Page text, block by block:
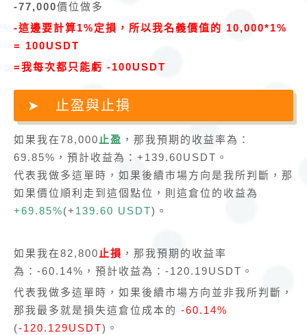
-77,000價位做多
-這邊要計算1%定損，所以我名義價值的 10,000*1%
= 100USDT
=我每次都只能虧 -100USDT
止盈與止損
如果我在78,000 止盈 ，那我預期的收益率為：
69.85%，預計收益為：+139.60USDT。
代表我做多這單時，如果後續市場方向是我所判斷，那
如果價位順利走到這個點位，則這倉位的收益為
+69.85%(+ 139.60 USDT)。
如果我在82,800 止損 ，那我預期的收益率
為：-60.14%，預計收益為：-120.19USDT。
代表我做多這單時，如果後續市場方向並非我所判斷，
那我最多就是損失這倉位成本的 -60.14%
(-120.129USDT)。